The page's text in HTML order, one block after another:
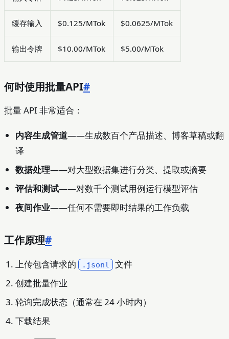
缓存输入 $0.125/MTok $0.0625/MTok
输出令牌 $10.00/MTok $5.00/MTok
何时使用批量API#
批量 API 非常适合：
内容生成管道——生成数百个产品描述、博客草稿或翻
译
数据处理——对大型数据集进行分类、提取或摘要
评估和测试——对数千个测试用例运行模型评估
夜间作业——任何不需要即时结果的工作负载
工作原理#
上传包含请求的 .jsonl 文件
创建批量作业
轮询完成状态（通常在 24 小时内）
下载结果